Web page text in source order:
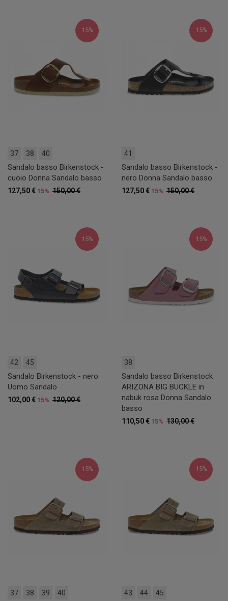
15%
37 38 40
Sandalo basso Birkenstock -
cuoio Donna Sandalo basso
150,00 €
127,50 € 15%
15%
41
Sandalo basso Birkenstock -
nero Donna Sandalo basso
150,00 €
127,50 € 15%
15%
42 45
Sandalo Birkenstock - nero
Uomo Sandalo
120,00 €
102,00 € 15%
15%
38
Sandalo basso Birkenstock
ARIZONA BIG BUCKLE in
nabuk rosa Donna Sandalo
basso
130,00 €
110,50 € 15%
15%
37 38 39 40
15%
43 44 45